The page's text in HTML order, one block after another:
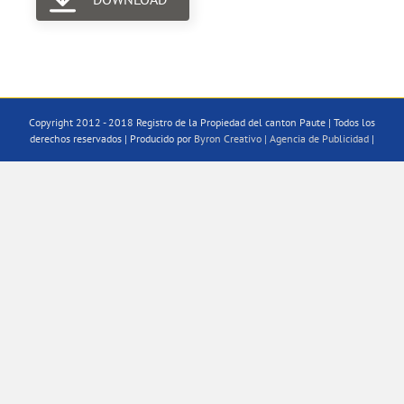
Copyright 2012 - 2018 Registro de la Propiedad del canton Paute | Todos los
derechos reservados | Producido por Byron Creativo | Agencia de Publicidad |